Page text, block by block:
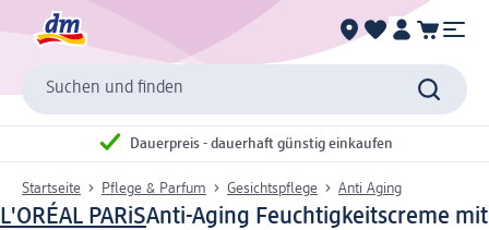
Suchen und finden
Dauerpreis - dauerhaft günstig einkaufen
Startseite Pflege & Parfum Gesichtspflege Anti Aging
L'ORÉAL PARiSAnti-Aging Feuchtigkeitscreme mit